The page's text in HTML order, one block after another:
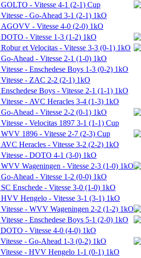
GOLTO - Vitesse 4-1 (2-1) Cup
Vitesse - Go-Ahead 3-1 (2-1) 1kO
AGOVV - Vitesse 4-0 (2-0) 1kO
DOTO - Vitesse 1-3 (1-2) 1kO
Robur et Velocitas - Vitesse 3-3 (0-1) 1kO
Go-Ahead - Vitesse 2-1 (1-0) 1kO
Vitesse - Enschedese Boys 1-3 (0-2) 1kO
Vitesse - ZAC 2-2 (2-1) 1kO
Enschedese Boys - Vitesse 2-1 (1-1) 1kO
Vitesse - AVC Heracles 3-4 (1-3) 1kO
Go-Ahead - Vitesse 2-2 (0-1) 1kO
Vitesse - Velocitas 1897 3-1 (1-1) Cup
WVV 1896 - Vitesse 2-7 (2-3) Cup
AVC Heracles - Vitesse 3-2 (2-2) 1kO
Vitesse - DOTO 4-1 (3-0) 1kO
WVV Wageningen - Vitesse 2-3 (1-0) 1kO
Go-Ahead - Vitesse 1-2 (0-0) 1kO
SC Enschede - Vitesse 3-0 (1-0) 1kO
HVV Hengelo - Vitesse 3-1 (3-1) 1kO
Vitesse - WVV Wageningen 2-2 (1-2) 1kO
Vitesse - Enschedese Boys 5-1 (2-0) 1kO
DOTO - Vitesse 4-0 (4-0) 1kO
Vitesse - Go-Ahead 1-3 (0-2) 1kO
Vitesse - HVV Hengelo 1-1 (0-1) 1kO